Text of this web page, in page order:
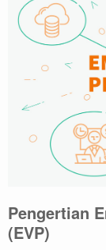
Pengertian
(EVP)